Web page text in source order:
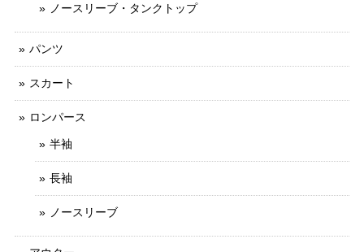
ノースリーブ・タンクトップ
パンツ
スカート
ロンパース
半袖
長袖
ノースリーブ